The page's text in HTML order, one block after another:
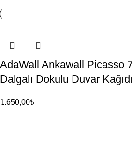
AdaWall Ankawall Picasso
Dalgalı Dokulu Duvar
1.650,00₺